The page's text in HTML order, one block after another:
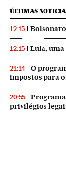
ÚLTIMAS
12:15
12:15 Lula,
21:14
O
impostos para
20:55
privilégios